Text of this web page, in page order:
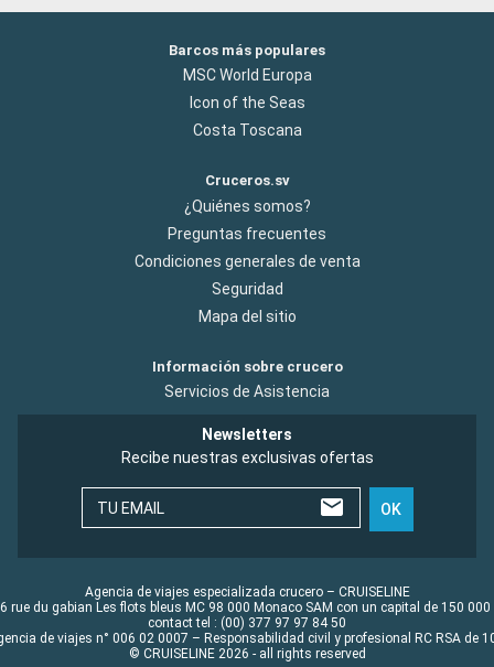
Barcos más populares
MSC World Europa
Icon of the Seas
Costa Toscana
Cruceros.sv
¿Quiénes somos?
Preguntas frecuentes
Condiciones generales de venta
Seguridad
Mapa del sitio
Información sobre crucero
Servicios de Asistencia
Newsletters
Recibe nuestras exclusivas ofertas
TU EMAIL OK
Agencia de viajes especializada crucero – CRUISELINE
rue du gabian Les flots bleus MC 98 000 Monaco SAM con un capital de 150 000
contact tel : (00) 377 97 97 84 50
de viajes n° 006 02 0007 – Responsabilidad civil y profesional RC RSA de
© CRUISELINE 2026 - all rights reserved